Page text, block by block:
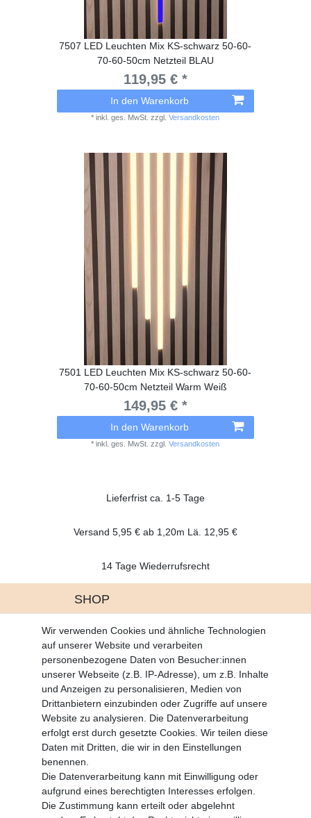
7507 LED Leuchten Mix KS-schwarz 50-60-
70-60-50cm Netzteil BLAU
119,95 € *
In den Warenkorb
*inkl. ges. MwSt. zzgl.Versandkosten
7501 LED Leuchten Mix KS-schwarz 50-60-
70-60-50cm Netzteil Warm Weiß
149,95 € *
In den Warenkorb
*inkl. ges. MwSt. zzgl.Versandkosten
Lieferfrist ca. 1-5 Tage
Versand 5,95 € ab 1,20m Lä. 12,95 €
14 Tage Wiederrufsrecht
SHOP
Battrerie Gesetz
Fragen und Antworten
Zahlungsarten
MEIN KONTO
Altgeräte Verordnung
Login
Registrieren
Vertrag widerrufen
SERVICE
Wir verwenden Cookies und ähnliche Technologien
auf unserer Website und verarbeiten
personenbezogene Daten von Besucher:innen
unserer Webseite (z.B. IP-Adresse), um z.B. Inhalte
und Anzeigen zu personalisieren, Medien von
Drittanbietern einzubinden oder Zugriffe auf unsere
Website zu analysieren. Die Datenverarbeitung
erfolgt erst durch gesetzte Cookies. Wir teilen diese
Daten mit Dritten, die wir in den Einstellungen
benennen.
Die Datenverarbeitung kann mit Einwilligung oder
aufgrund eines berechtigten Interesses erfolgen.
Die Zustimmung kann erteilt oder abgelehnt